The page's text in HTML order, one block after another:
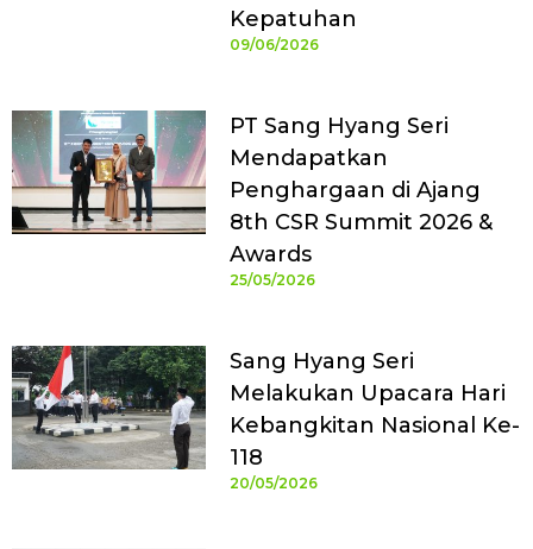
Kepatuhan
09/06/2026
PT Sang Hyang Seri
Mendapatkan
Penghargaan di Ajang
8th CSR Summit 2026 &
Awards
25/05/2026
Sang Hyang Seri
Melakukan Upacara Hari
Kebangkitan Nasional Ke-
118
20/05/2026